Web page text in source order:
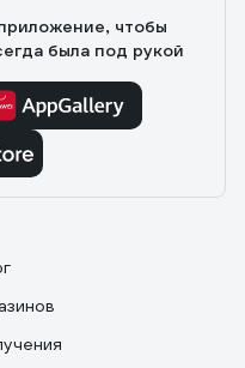
чтобы
была под рукой